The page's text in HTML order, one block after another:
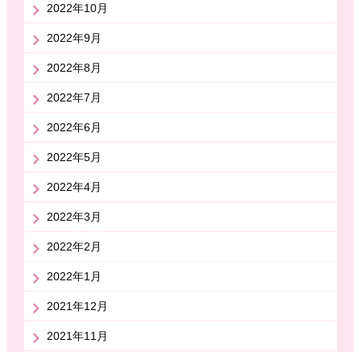
2022年10月
2022年9月
2022年8月
2022年7月
2022年6月
2022年5月
2022年4月
2022年3月
2022年2月
2022年1月
2021年12月
2021年11月